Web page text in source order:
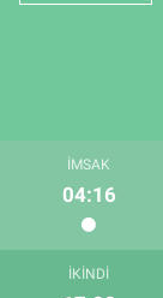
İMSAK
04:16
İKINDI